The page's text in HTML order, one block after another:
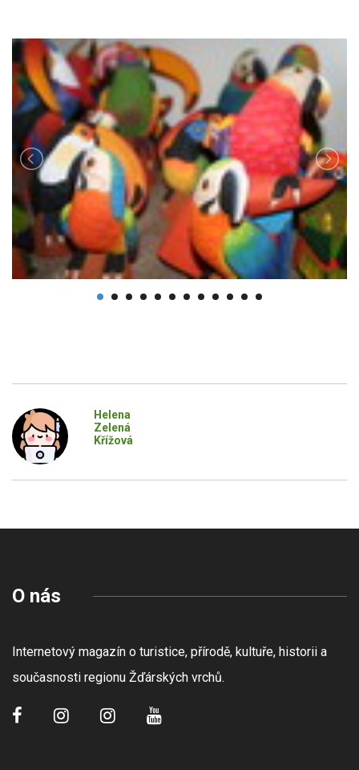
Helena
Zelená
Křížová
O nás
Internetový magazín o turistice, přírodě, kultuře, historii a
současnosti regionu Žďárských vrchů.